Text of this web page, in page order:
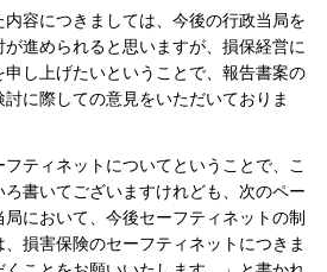
容につきましては、今後の行政当局を
進められると思いますが、損保経営に
し上げたいということで、報告書案の
に際しての意見をいただいておりま
ティネットについてということで、こ
書いてございますけれども、次のペー
において、今後セーフティネットの制
損害保険のセーフティネットにつきま